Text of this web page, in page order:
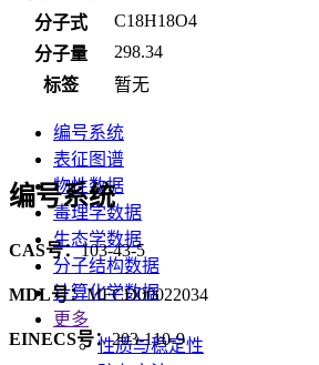
分子式
C18H18O4
分子量
298.34
标签
暂无
编号系统
表征图谱
物性数据
毒理学数据
生态学数据
分子结构数据
计算化学数据
更多
性质与稳定性
编号系统
CAS号：103-43-5
MDL号：MFCD00022034
EINECS号：203-110-9